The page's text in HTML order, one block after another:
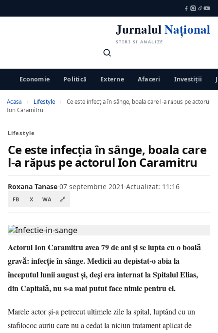
JurnalulNațional
ȘTIRI ȘI ANALIZE
Economie Politică Externe Afaceri Investiții
Acasă › Lifestyle ›
Ce este infecţia în sânge, boala care l-a răpus pe actorul
Ion Caramitru
Lifestyle
Ce este infecţia în sânge, boala care
l-a răpus pe actorul Ion Caramitru
Roxana Tanase·07 septembrie 2021 ·Actualizat: 11:16
FB X WA 🔗
Actorul Ion Caramitru avea 79 de ani şi se lupta cu o boală
gravă: infecţie în sânge. Medicii au depistat-o abia la
începutul lunii august şi, deşi era internat la Spitalul Elias,
din Capitală, nu s-a mai putut face nimic pentru el.
Marele actor și-a petrecut ultimele zile la spital, luptând cu un
stafilococ auriu care nu a cedat la niciun tratament aplicat de